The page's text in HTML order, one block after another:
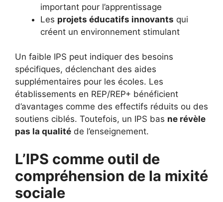
important pour l’apprentissage
Les projets éducatifs innovants qui
créent un environnement stimulant
Un faible IPS peut indiquer des besoins
spécifiques, déclenchant des aides
supplémentaires pour les écoles. Les
établissements en REP/REP+ bénéficient
d’avantages comme des effectifs réduits ou des
soutiens ciblés. Toutefois, un IPS bas ne révèle
pas la qualité de l’enseignement.
L’IPS comme outil de
compréhension de la mixité
sociale